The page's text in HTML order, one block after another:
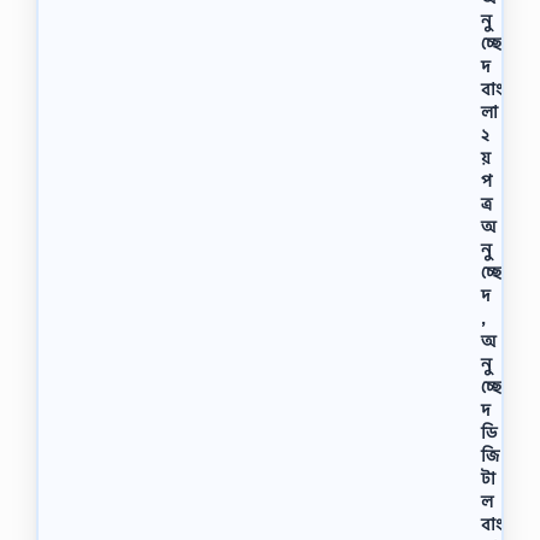
নু
চ্ছে
দ
বাং
লা
২
য়
প
ত্র
অ
নু
চ্ছে
দ
,
অ
নু
চ্ছে
দ
ডি
জি
টা
ল
বাং